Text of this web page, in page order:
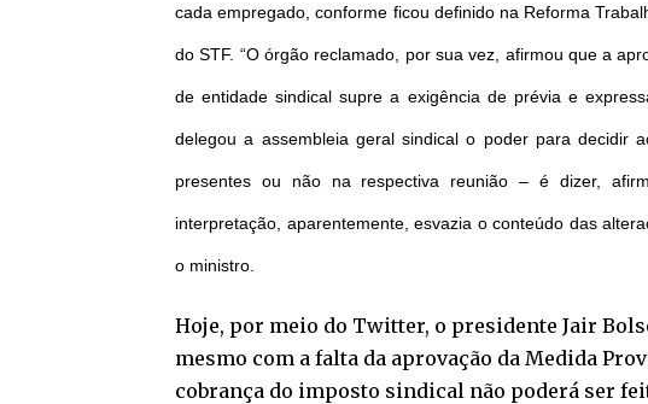
cada empregado, conforme ficou definido na Reforma
do STF. “O órgão reclamado, por sua vez, afirmou que a
de entidade sindical supre a exigência de prévia e
delegou a assembleia geral sindical o poder para decidir
presentes ou não na respectiva reunião – é dizer,
interpretação, aparentemente, esvazia o conteúdo das
o ministro.
Hoje, por meio do Twitter, o presidente Jair
mesmo com a falta da aprovação da Medida
cobrança do imposto sindical não poderá ser